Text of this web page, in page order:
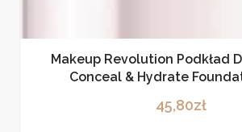
Makeup Revolution Podkład
Conceal & Hydrate
45,80zł